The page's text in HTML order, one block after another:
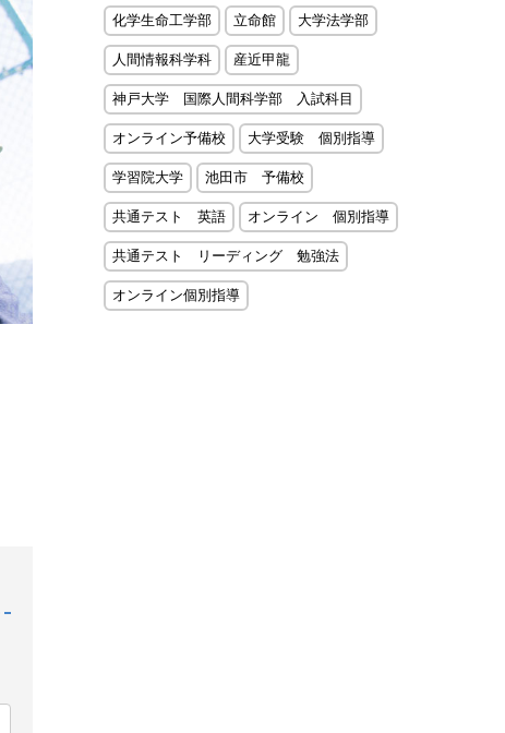
化学生命工学部 立命館 大学法学部
人間情報科学科 産近甲龍
神戸大学 国際人間科学部 入試科目
オンライン予備校 大学受験 個別指導
学習院大学 池田市 予備校
共通テスト 英語 オンライン 個別指導
共通テスト リーディング 勉強法
オンライン個別指導